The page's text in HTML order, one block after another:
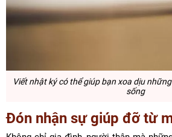
Viết nhật kýcó thể giúp bạn xoa dịu
sống
Đón nhận sự giúp đỡ từ